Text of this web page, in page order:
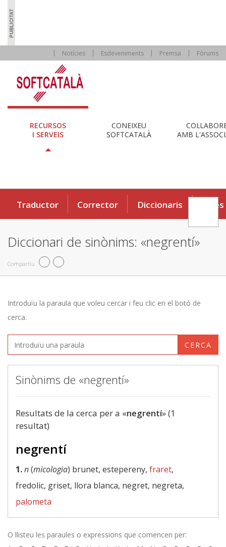
Notícies Esdeveniments Premsa Fòrums
RECURSOS
I SERVEIS
CONEIXEU
SOFTCATALÀ
AMB
Traductor Corrector Diccionaris Eines
Diccionari de sinònims: «negrentí»
Compartiu
Introduïu la paraula que voleu cercar i feu clic en el botó de
cerca.
CERCA
Sinònims de «negrentí»
Resultats de la cerca per a «negrentí» (1
resultat)
negrentí
1.n(micologia) brunet, estepereny, fraret,
fredolic, griset, llora blanca, negret, negreta,
palometa
O llisteu les paraules o expressions que comencen per: